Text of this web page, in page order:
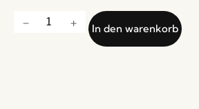
In den warenkorb